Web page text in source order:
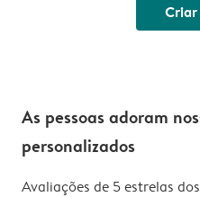
As pessoas adoram
personalizados
Avaliações de 5 estrelas